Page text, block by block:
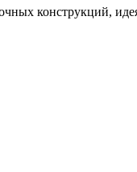
конструкций,